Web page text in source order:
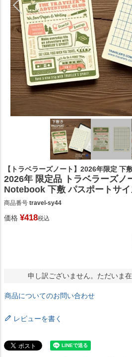
【トラベラーズノート】2026年限定 下
2026年 限定品 トラベラーズノ
Notebook 下敷 パスポートサ
商品番号 travel-sy44
価格 ¥418税込
申し訳ございません。ただいま
商品についてのお問い合わせ
レビューを書く